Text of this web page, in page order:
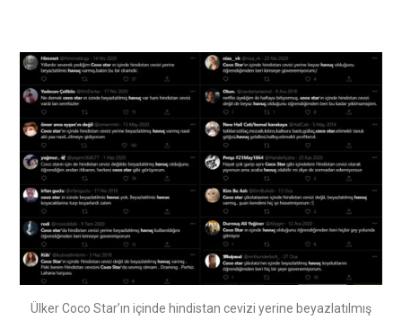
Ülker Coco Star’ın içinde hindistan cevizi yerine beyazlatılmış